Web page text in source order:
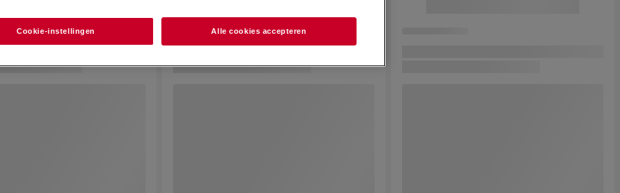
Cookie-instellingen Alle cookies accepteren